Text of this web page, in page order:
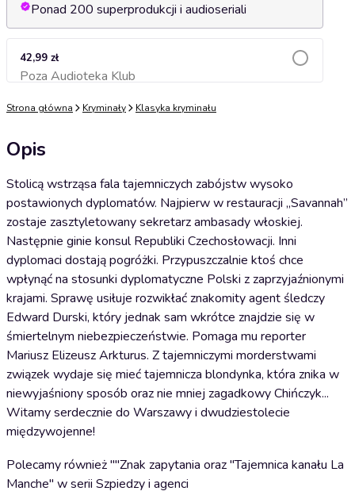
Ponad 200 superprodukcji i audioseriali
42,99 zł
Poza Audioteka KlubDodaj do koszyka
Strona główna Kryminały Klasyka kryminału
Opis
Stolicą wstrząsa fala tajemniczych zabójstw wysoko
postawionych dyplomatów. Najpierw w restauracji „Savannah”
zostaje zasztyletowany sekretarz ambasady włoskiej.
Następnie ginie konsul Republiki Czechosłowacji. Inni
dyplomaci dostają pogróżki. Przypuszczalnie ktoś chce
wpłynąć na stosunki dyplomatyczne Polski z zaprzyjaźnionymi
krajami. Sprawę usiłuje rozwikłać znakomity agent śledczy
Edward Durski, który jednak sam wkrótce znajdzie się w
śmiertelnym niebezpieczeństwie. Pomaga mu reporter
Mariusz Elizeusz Arkturus. Z tajemniczymi morderstwami
związek wydaje się mieć tajemnicza blondynka, która znika w
niewyjaśniony sposób oraz nie mniej zagadkowy Chińczyk...
Witamy serdecznie do Warszawy i dwudziestolecie
międzywojenne!
Polecamy również ""Znak zapytania oraz "Tajemnica kanału La
Manche" w serii Szpiedzy i agenci